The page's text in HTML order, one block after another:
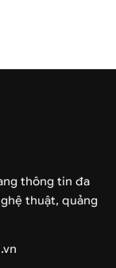
thông tin đa
thuật, quảng